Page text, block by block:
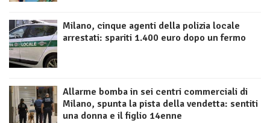
Milano, cinque agenti della polizia locale
arrestati: spariti 1.400 euro dopo un fermo
Allarme bomba in sei centri commerciali di
Milano, spunta la pista della vendetta: sentiti
una donna e il figlio 14enne